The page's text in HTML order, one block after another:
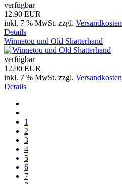
verfügbar
12.90 EUR
inkl. 7 % MwSt. zzgl. Versandkosten
Details
Winnetou und Old Shatterhand
verfügbar
12.90 EUR
inkl. 7 % MwSt. zzgl. Versandkosten
Details
1
2
3
4
5
6
7